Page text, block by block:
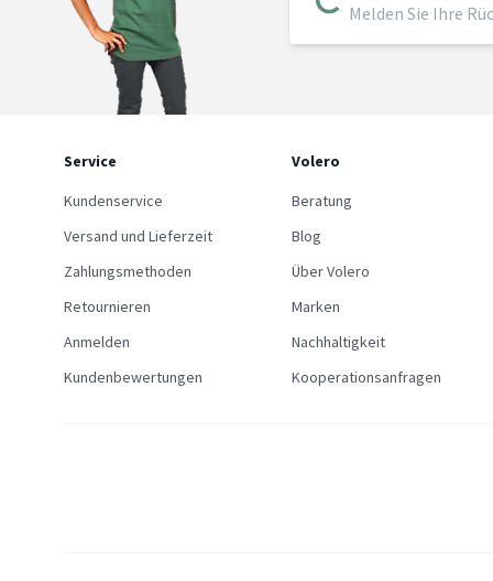
Melden Sie Ihre
Service
Kundenservice
Versand und Lieferzeit
Zahlungsmethoden
Retournieren
Anmelden
Kundenbewertungen
Volero
Beratung
Blog
Über Volero
Marken
Nachhaltigkeit
Kooperationsanfragen